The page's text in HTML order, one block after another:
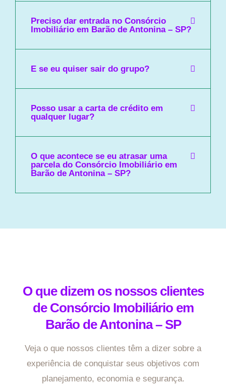
Preciso dar entrada no Consórcio
Imobiliário em Barão de Antonina – SP?
E se eu quiser sair do grupo?
Posso usar a carta de crédito em
qualquer lugar?
O que acontece se eu atrasar uma
parcela do Consórcio Imobiliário em
Barão de Antonina – SP?
O que dizem os nossos clientes
de Consórcio Imobiliário em
Barão de Antonina – SP
Veja o que nossos clientes têm a dizer sobre a
experiência de conquistar seus objetivos com
planejamento, economia e segurança.